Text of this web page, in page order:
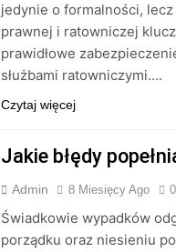
jedynie o formalności,
prawnej i ratowniczej
prawidłowe
służbami ratowniczymi….
Czytaj więcej
Jakie błędy
Admin 8 Miesięcy Ago 0
Świadkowie wypadków
porządku oraz niesieniu